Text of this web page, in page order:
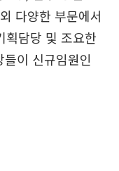
다양한 부문에서
획담당 및 조요한
이 신규임원인